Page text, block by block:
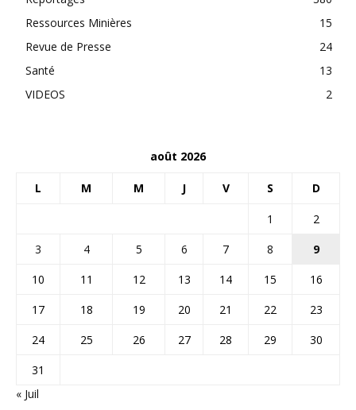
Ressources Minières
15
Revue de Presse
24
Santé
13
VIDEOS
2
août 2026
L M M J V S D
1
2
3
4 5 6 7 8
9
10
11 12 13 14 15
16
17
18 19 20 21 22
23
24
25 26 27 28 29
30
31
« Juil